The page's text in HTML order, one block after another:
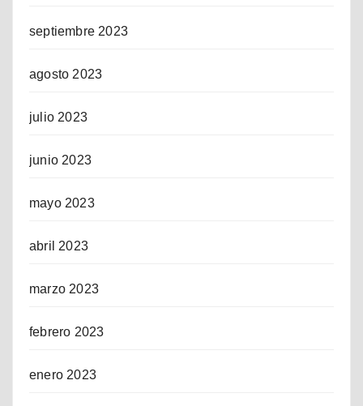
septiembre 2023
agosto 2023
julio 2023
junio 2023
mayo 2023
abril 2023
marzo 2023
febrero 2023
enero 2023